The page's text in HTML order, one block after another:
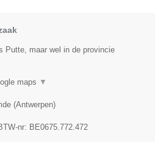
Putte, maar wel in de provincie
maps ▼
(Antwerpen)
nr: BE0675.772.472